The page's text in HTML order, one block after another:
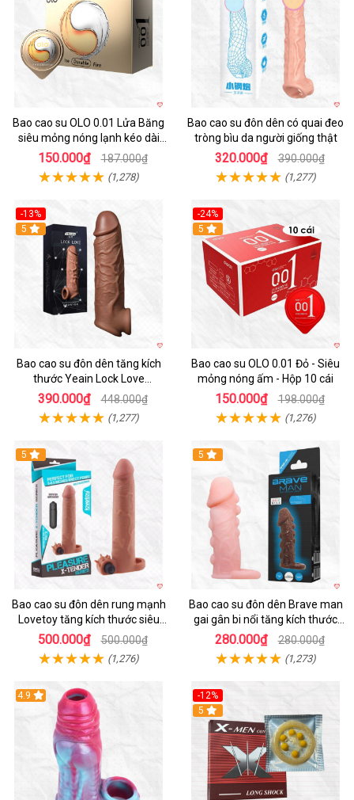
Bao cao su OLO 0.01 Lửa Băng
siêu mỏng nóng lạnh kéo dài
thời gian hộp 10
150.000₫ 187.000₫
(1,278)
Bao cao su đôn dên có quai đeo
tròng bìu da người giống thật
320.000₫ 390.000₫
(1,277)
-13%
5
Bao cao su đôn dên tăng kích
thước Yeain Lock Love
Raytheon
390.000₫ 448.000₫
(1,277)
-24%
Hot
5
Bao cao su OLO 0.01 Đỏ - Siêu
mỏng nóng ấm - Hộp 10 cái
150.000₫ 198.000₫
(1,276)
5
Bao cao su đôn dên rung mạnh
Lovetoy tăng kích thước siêu
phê
500.000₫ 500.000₫
(1,276)
5
Bao cao su đôn dên Brave man
gai gân bi nổi tăng kích thước
kéo dài thời gian
280.000₫ 280.000₫
(1,273)
4.9
-12%
Hot
5